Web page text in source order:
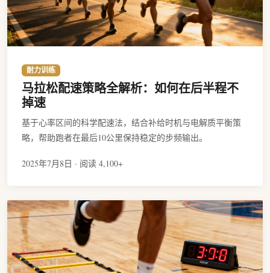
耐力训练
马拉松配速策略全解析：如何在后半程不
掉速
基于心率区间的科学配速法，结合补给时机与电解质平衡策
略，帮助跑者在最后10公里保持稳定的步频输出。
2025年7月8日 · 阅读 4,100+